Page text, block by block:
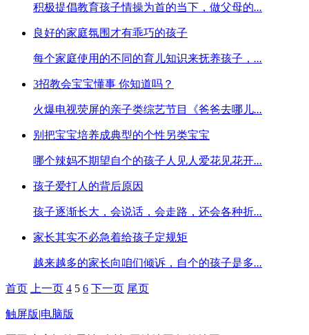
积极提倡教育孩子情操为首的当下，做父母的...
良好的家庭氛围才有乖巧的孩子
每个家庭使用的不同的育儿知识来抚养孩子， ...
3招教会宝宝懂事 你知道吗？
火爆电视荧屏的亲子类综艺节目《爸爸去哪儿...
别把宝宝培养成典型的个性另类宝宝
哪个辣妈不期望自个的孩子人见人爱花见花开...
孩子爱打人的背后原因
孩子逐渐长大，会说话，会走路，还会各种折...
家长其实不必急着给孩子定规矩
越来越多的家长向咱们倾诉，自个的孩子是多...
首页 上一页 4 5 6 下一页 尾页
触屏版|电脑版